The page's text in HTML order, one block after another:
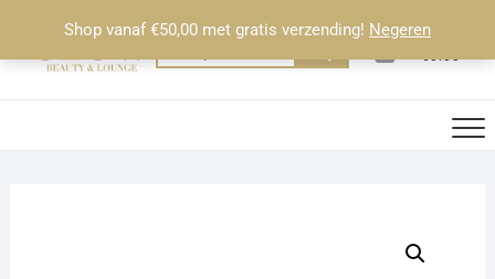
Shop vanaf €50,00 met gratis verzending! Negeren
de
naar:
0
Totaal
€0.00